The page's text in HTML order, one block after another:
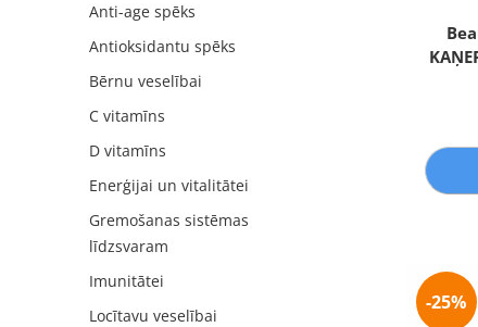
Anti-age spēks
Antioksidantu spēks
Bērnu veselībai
C vitamīns
D vitamīns
Enerģijai un vitalitātei
Gremošanas sistēmas
līdzsvaram
Imunitātei
Locītavu veselībai
-25%